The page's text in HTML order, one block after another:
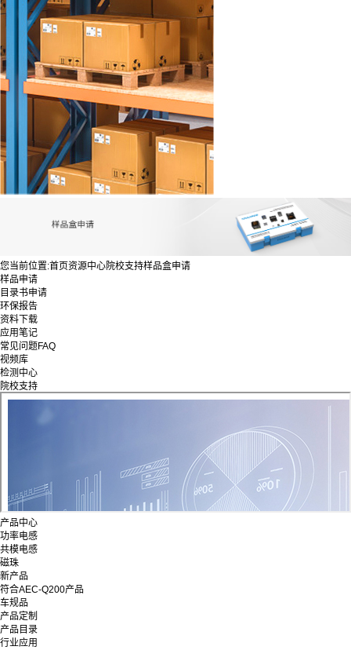
您当前位置:首页资源中心院校支持样品盒申请
样品申请
目录书申请
环保报告
资料下载
应用笔记
常见问题FAQ
视频库
检测中心
院校支持
产品中心
功率电感
共模电感
磁珠
新产品
符合AEC-Q200产品
车规品
产品定制
产品目录
行业应用